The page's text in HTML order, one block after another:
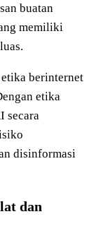
buatan
memiliki
etika berinternet
etika
secara
disinformasi
dan